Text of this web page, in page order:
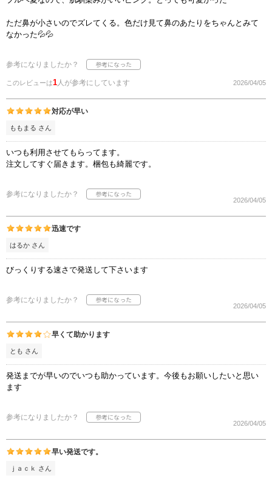
ただ鼻が小さいのでズレてくる。色だけ見て鼻のあたりをちゃんとみて
なかった💦💦
参考になりましたか？
このレビューは1 人が参考にしています 2026/04/05
対応が早い
ももまる さん
いつも利用させてもらってます。
注文してすぐ届きます。梱包も綺麗です。
参考になりましたか？
2026/04/05
迅速です
はるか さん
びっくりする速さで発送して下さいます
参考になりましたか？
2026/04/05
早くて助かります
とも さん
発送までが早いのでいつも助かっています。今後もお願いしたいと思い
ます
参考になりましたか？
2026/04/05
早い発送です。
ｊａｃｋ さん